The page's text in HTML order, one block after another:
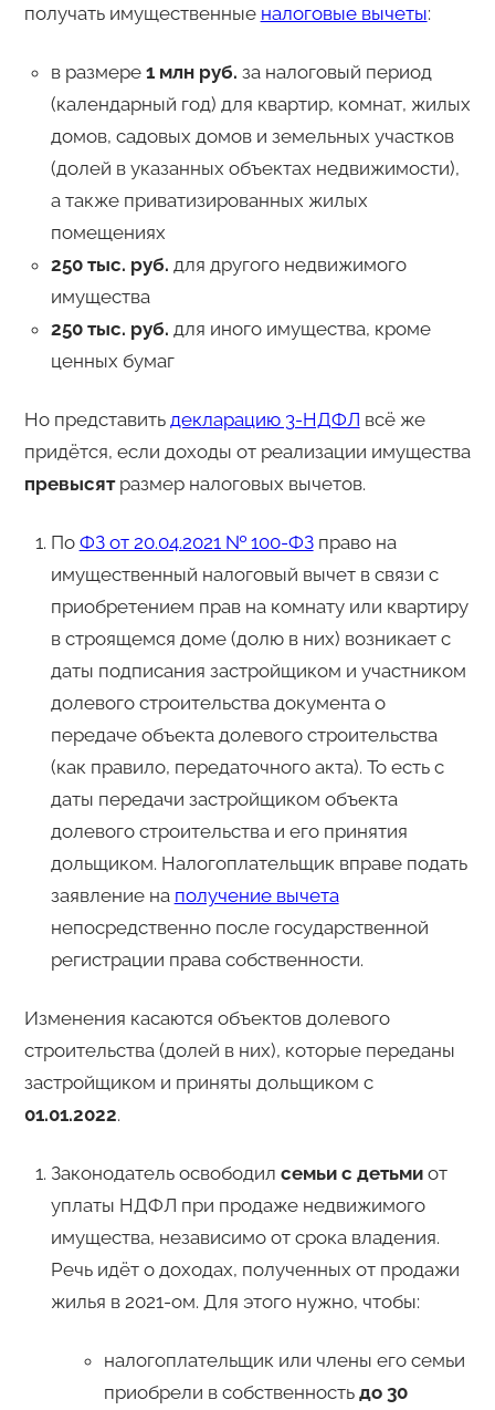
получать имущественные налоговые вычеты:
в размере 1 млн руб. за налоговый период
(календарный год) для квартир, комнат, жилых
домов, садовых домов и земельных участков
(долей в указанных объектах недвижимости),
а также приватизированных жилых
помещениях
250 тыс. руб. для другого недвижимого
имущества
250 тыс. руб. для иного имущества, кроме
ценных бумаг
Но представить декларацию 3-НДФЛ всё же
придётся, если доходы от реализации имущества
превысятразмер налоговых вычетов.
По ФЗ от 20.04.2021 № 100-ФЗправо на
имущественный налоговый вычет в связи с
приобретением прав на комнату или квартиру
в строящемся доме (долю в них) возникает с
даты подписания застройщиком и участником
долевого строительства документа о
передаче объекта долевого строительства
(как правило, передаточного акта). То есть с
даты передачи застройщиком объекта
долевого строительства и его принятия
дольщиком. Налогоплательщик вправе подать
заявление на получение вычета
непосредственно после государственной
регистрации права собственности.
Изменения касаются объектов долевого
строительства (долей в них), которые переданы
застройщиком и приняты дольщиком с
01.01.2022.
Законодатель освободил семьи с детьмиот
уплаты НДФЛ при продаже недвижимого
имущества, независимо от срока владения.
Речь идёт о доходах, полученных от продажи
жилья в 2021-ом. Для этого нужно, чтобы:
налогоплательщик или члены его семьи
приобрели в собственность до 30